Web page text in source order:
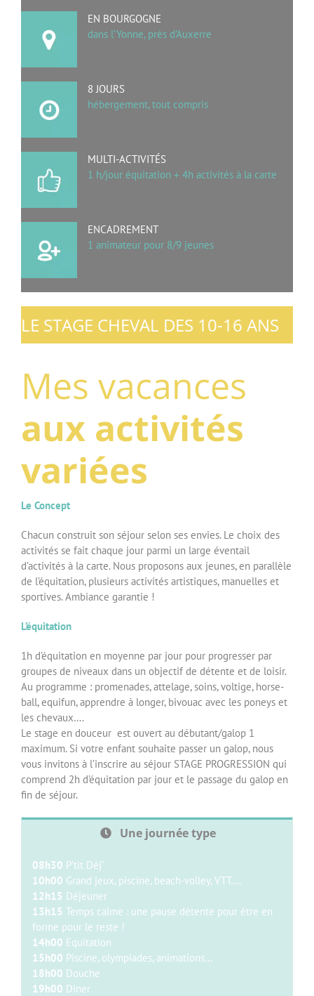
EN BOURGOGNE
dans l’Yonne, près d’Auxerre
8 JOURS
hébergement, tout compris
MULTI-ACTIVITÉS
1 h/jour équitation + 4h activités à la carte
ENCADREMENT
1 animateur pour 8/9 jeunes
LE STAGE CHEVAL DES 10-16 ANS
Mes vacances
aux activités
variées
Le Concept
Chacun construit son séjour selon ses envies. Le choix des
activités se fait chaque jour parmi un large éventail
d’activités à la carte. Nous proposons aux jeunes, en parallèle
de l’équitation, plusieurs activités artistiques, manuelles et
sportives. Ambiance garantie !
L’équitation
1h d’équitation en moyenne par jour pour progresser par
groupes de niveaux dans un objectif de détente et de loisir.
Au programme : promenades, attelage, soins, voltige, horse-
ball, equifun, apprendre à longer, bivouac avec les poneys et
les chevaux….
Le stage en douceur est ouvert au débutant/galop 1
maximum. Si votre enfant souhaite passer un galop, nous
vous invitons à l’inscrire au séjour STAGE PROGRESSION qui
comprend 2h d’équitation par jour et le passage du galop en
fin de séjour.
Une journée type
08h30 P’tit Déj’
10h00 Grand jeux, piscine, beach-volley, VTT….
12h15 Déjeuner
13h15 Temps calme : une pause détente pour être en
forme pour le reste !
14h00 Equitation
15h00 Piscine, olympiades, animations…
18h00 Douche
19h00 Dîner